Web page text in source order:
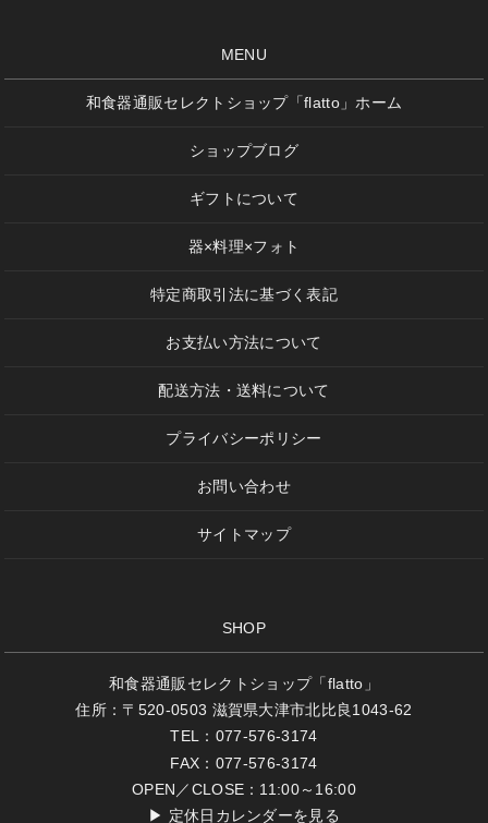
MENU
和食器通販セレクトショップ「flatto」ホーム
ショップブログ
ギフトについて
器×料理×フォト
特定商取引法に基づく表記
お支払い方法について
配送方法・送料について
プライバシーポリシー
お問い合わせ
サイトマップ
SHOP
和食器通販セレクトショップ「flatto」
住所：〒520-0503 滋賀県大津市北比良1043-62
TEL：077-576-3174
FAX：077-576-3174
OPEN／CLOSE：11:00～16:00
▶ 定休日カレンダーを見る